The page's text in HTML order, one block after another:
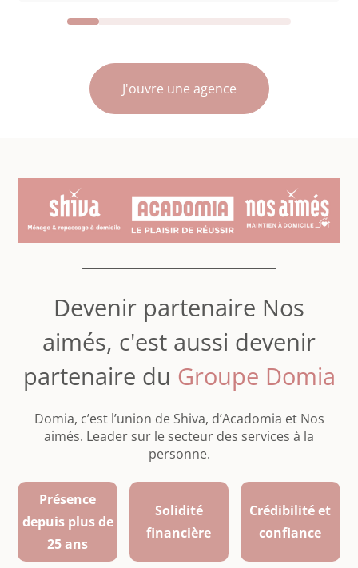
J'ouvre une agence
Devenir partenaire Nos
aimés, c'est aussi devenir
partenaire du Groupe Domia
Domia, c’est l’union de Shiva, d’Acadomia et Nos
aimés. Leader sur le secteur des services à la
personne.
Présence
depuis plus de
25 ans
Solidité
financière
Crédibilité et
confiance